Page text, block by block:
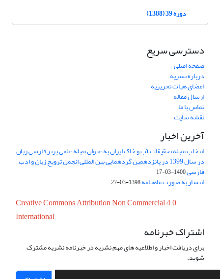
دوره 39 (1388)
دسترسی سریع
صفحه اصلی
درباره نشریه
اعضای هیات تحریریه
ارسال مقاله
تماس با ما
نقشه سایت
آخرین اخبار
انتخاب مجله تحقیقات آب و خاک ایران به عنوان مجله علمی برتر فارسی زبان
در سال 1399 در پانزدهمین گردهمایی بین المللی انجمن ترویج زبان و ادب
فارسی1400-03-17
انتشار به صورت ماهنامه1398-03-27
Creative Commons Attribution Non Commercial 4.0
International
اشتراک خبرنامه
برای دریافت اخبار و اطلاعیه های مهم نشریه در خبرنامه نشریه مشترک
شوید.